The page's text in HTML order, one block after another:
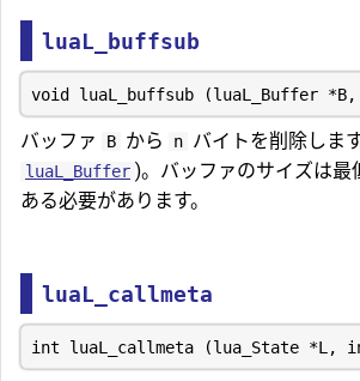
luaL_buffsub
バッファ B から n バイトを削除しま
luaL_Buffer )。バッファのサイズは最
ある必要があります。
luaL_callmeta